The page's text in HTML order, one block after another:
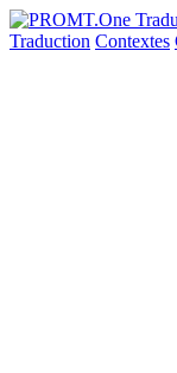
Traduction Contextes